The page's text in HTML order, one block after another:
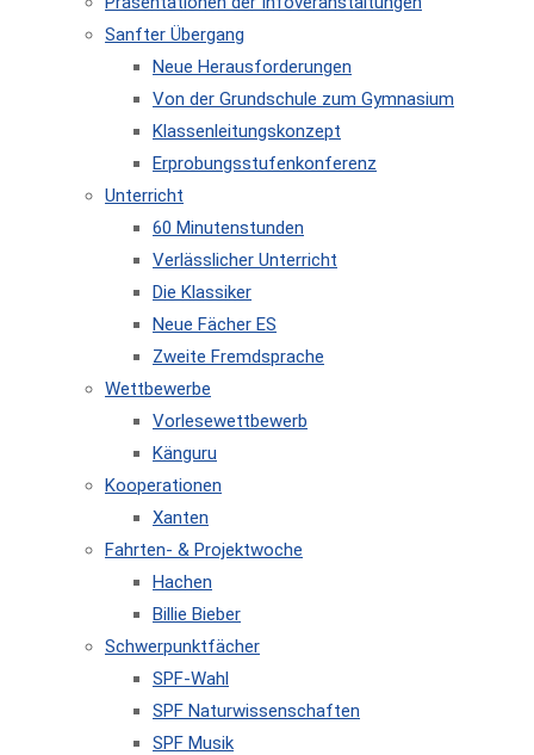
Sanfter Übergang
Neue Herausforderungen
Von der Grundschule zum Gymnasium
Klassenleitungskonzept
Erprobungsstufenkonferenz
Unterricht
60 Minutenstunden
Verlässlicher Unterricht
Die Klassiker
Neue Fächer ES
Zweite Fremdsprache
Wettbewerbe
Vorlesewettbewerb
Känguru
Kooperationen
Xanten
Fahrten- & Projektwoche
Hachen
Billie Bieber
Schwerpunktfächer
SPF-Wahl
SPF Naturwissenschaften
SPF Musik